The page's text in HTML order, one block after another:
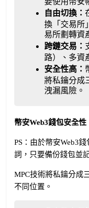
自由切換：
換「交易所
易所劃轉資
跨鏈交易：
路）、多資
安全性高：
將私鑰分成
洩漏風險。
幣安Web3錢包安全性
PS：由於幣安Web3
詞，只要備份錢包並
MPC技術將私鑰分成
不同位置。